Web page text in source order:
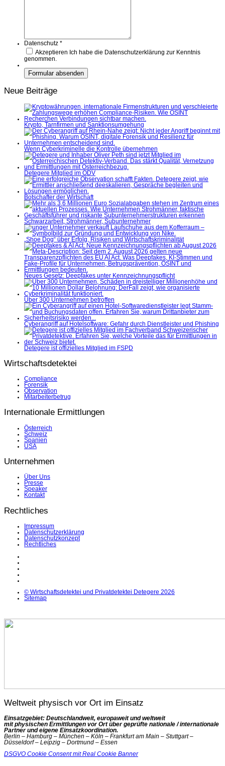
Datenschutz *
Akzeptieren Ich habe die Datenschutzerklärung zur Kenntnis
genommen.
Neue Beiträge
Krypto, Tarnfirmen und Sanktionsumgehung
Wenn Cyberkriminelle die Kontrolle übernehmen
Detegere Mitglied im ÖDV
Botschafter der Wirtschaft
Schwarzarbeit, Strohmänner, Subunternehmer
„Shoe Dog“ über Erfolg, Risiken und Wirtschaftskriminalität
Neues Gesetz: Deepfakes unter Kennzeichnungspflicht
Über 300 Unternehmen betroffen
Cyberangriff auf Hotelsoftware: Gefahr durch Dienstleister und Phishing
Detegere ist offizielles Mitglied im FSPD
Wirtschaftsdetektei
Compliance
Forensik
Observation
Mitarbeiterbetrug
Internationale Ermittlungen
Österreich
Schweiz
Spanien
USA
Unternehmen
Über Uns
Presse
Speaker
Kontakt
Rechtliches
Impressum
Datenschutzerklärung
Datenschutzkonzept
Rechtliches
© Wirtschaftsdetektei und Privatdetektei Detegere 2026
Sitemap
Weltweit physisch vor Ort im Einsatz
Einsatzgebiet: Deutschlandweit, europaweit und weltweit
mit physischen Ermittlungen vor Ort über geprüfte nationale / internationale
Partner und eigene Einsatzkoordination.
Berlin – Hamburg – München – Köln – Frankfurt am Main – Stuttgart –
Düsseldorf – Leipzig – Dortmund – Essen
DSGVO Cookie Consent mit Real Cookie Banner